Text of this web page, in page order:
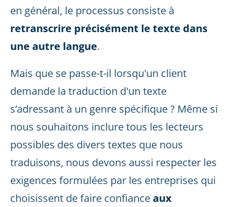
en général, le processus consiste à
retranscrire précisément le texte dans
une autre langue.
Mais que se passe-t-il lorsqu'un client
demande la traduction d'un texte
s’adressant à un genre spécifique ? Même si
nous souhaitons inclure tous les lecteurs
possibles des divers textes que nous
traduisons, nous devons aussi respecter les
exigences formulées par les entreprises qui
choisissent de faire confianceaux